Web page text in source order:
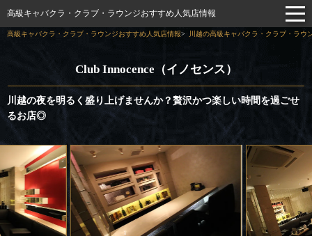
高級キャバクラ・クラブ・ラウンジおすすめ人気店情報
高級キャバクラ・クラブ・ラウンジおすすめ人気店情報 川越の高級キャバクラ・クラブ・ラウ
Club Innocence（イノセンス）
川越の夜を明るく盛り上げませんか？贅沢かつ楽しい時間を過ごせ
るお店◎